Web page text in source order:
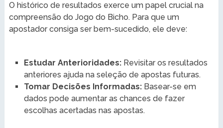
O histórico de resultados exerce um papel crucial na
compreensão do Jogo do Bicho. Para que um
apostador consiga ser bem-sucedido, ele deve:
Estudar Anterioridades:Revisitar os resultados
anteriores ajuda na seleção de apostas futuras.
Tomar Decisões Informadas:Basear-se em
dados pode aumentar as chances de fazer
escolhas acertadas nas apostas.